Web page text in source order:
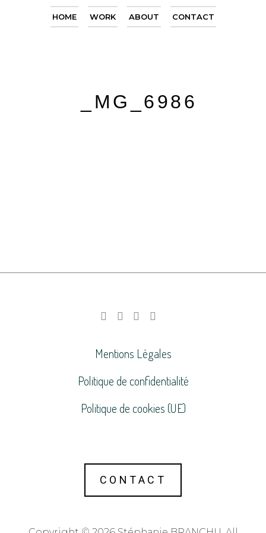
HOME WORK ABOUT CONTACT
_MG_6986
Mentions Légales
Politique de confidentialité
Politique de cookies (UE)
CONTACT